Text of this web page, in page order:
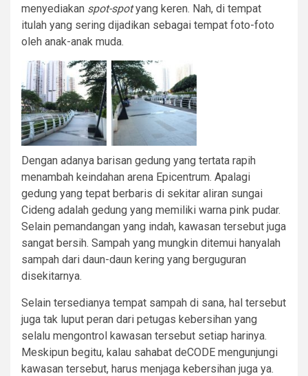
menyediakan spot-spotyang keren. Nah, di tempat
itulah yang sering dijadikan sebagai tempat foto-foto
oleh anak-anak muda.
Dengan adanya barisan gedung yang tertata rapih
menambah keindahan arena Epicentrum. Apalagi
gedung yang tepat berbaris di sekitar aliran sungai
Cideng adalah gedung yang memiliki warna pink pudar.
Selain pemandangan yang indah, kawasan tersebut juga
sangat bersih. Sampah yang mungkin ditemui hanyalah
sampah dari daun-daun kering yang berguguran
disekitarnya.
Selain tersedianya tempat sampah di sana, hal tersebut
juga tak luput peran dari petugas kebersihan yang
selalu mengontrol kawasan tersebut setiap harinya.
Meskipun begitu, kalau sahabat deCODE mengunjungi
kawasan tersebut, harus menjaga kebersihan juga ya.